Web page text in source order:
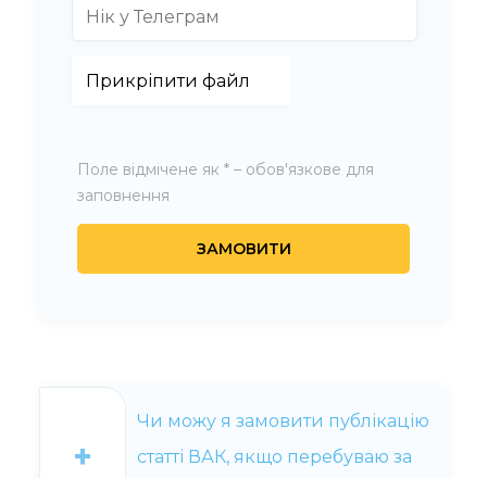
Поле відмічене як * – обов'язкове для
заповнення
Чи можу я замовити публікацію
статті ВАК, якщо перебуваю за